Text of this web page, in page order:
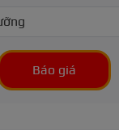
Báo giá